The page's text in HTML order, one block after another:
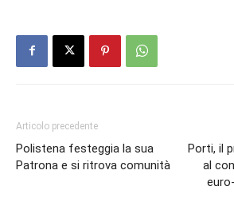
Articolo precedente
Polistena festeggia la sua
Patrona e si ritrova comunità
Porti, il
al